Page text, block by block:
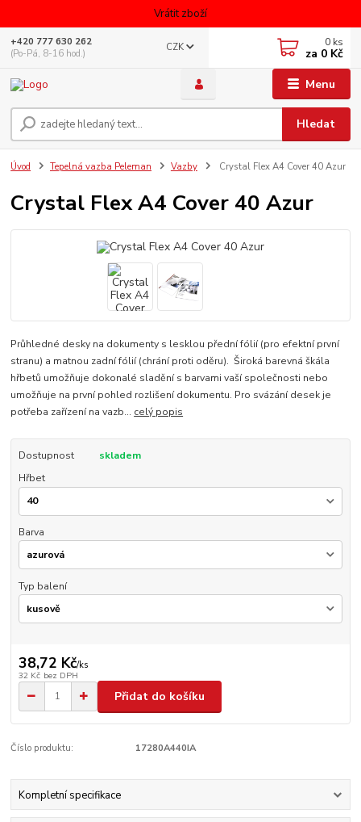
Vrátit zboží
Menu
CZK
Hledat
+420 777 630 262
(Po-Pá, 8-16 hod.)
0 ks
za 0 Kč
Úvod Tepelná vazba Peleman Vazby Crystal Flex A4 Cover 40 Azur
Crystal Flex A4 Cover 40 Azur
Průhledné desky na dokumenty s lesklou přední fólií (pro efektní první
stranu) a matnou zadní fólií (chrání proti oděru). Široká barevná škála
hřbetů umožňuje dokonalé sladění s barvami vaší společnosti nebo
umožňuje na první pohled rozlišení dokumentu. Pro svázání desek je
potřeba zařízení na vazb... celý popis
Dostupnost
skladem
Hřbet
Barva
Typ balení
38,72 Kč/ks
32 Kč bez DPH
Přidat do košíku
Číslo produktu: 17280A440IA
Kompletní specifikace